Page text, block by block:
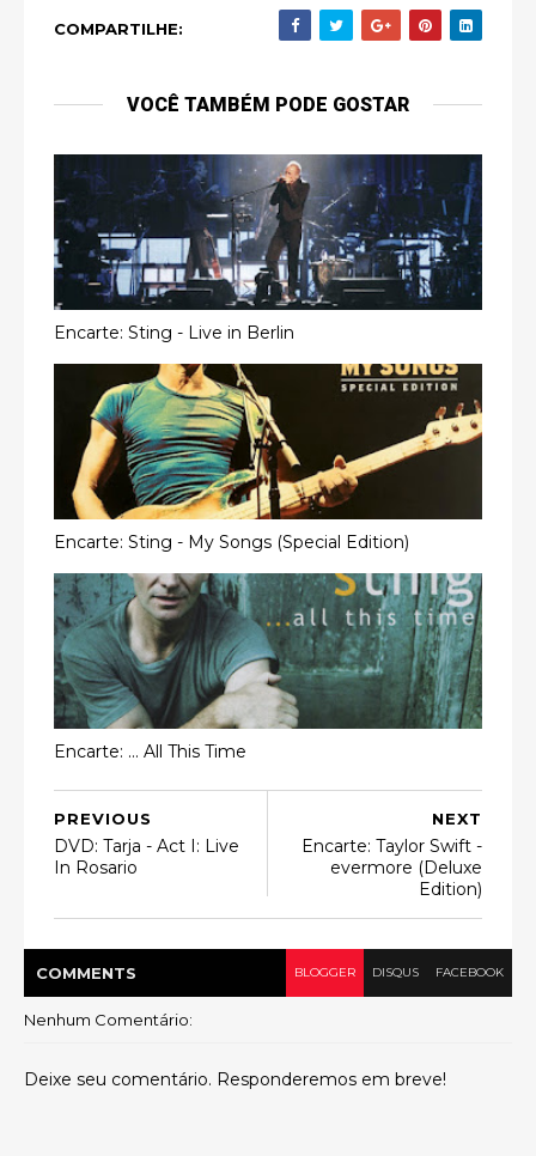
COMPARTILHE:
VOCÊ TAMBÉM PODE GOSTAR
Encarte: Sting - Live in Berlin
Encarte: Sting - My Songs (Special Edition)
Encarte: ... All This Time
NEXT
Encarte: Taylor Swift -
evermore (Deluxe
Edition)
PREVIOUS
DVD: Tarja - Act I: Live
In Rosario
COMMENTS BLOGGER DISQUS FACEBOOK
Nenhum Comentário:
Deixe seu comentário. Responderemos em breve!